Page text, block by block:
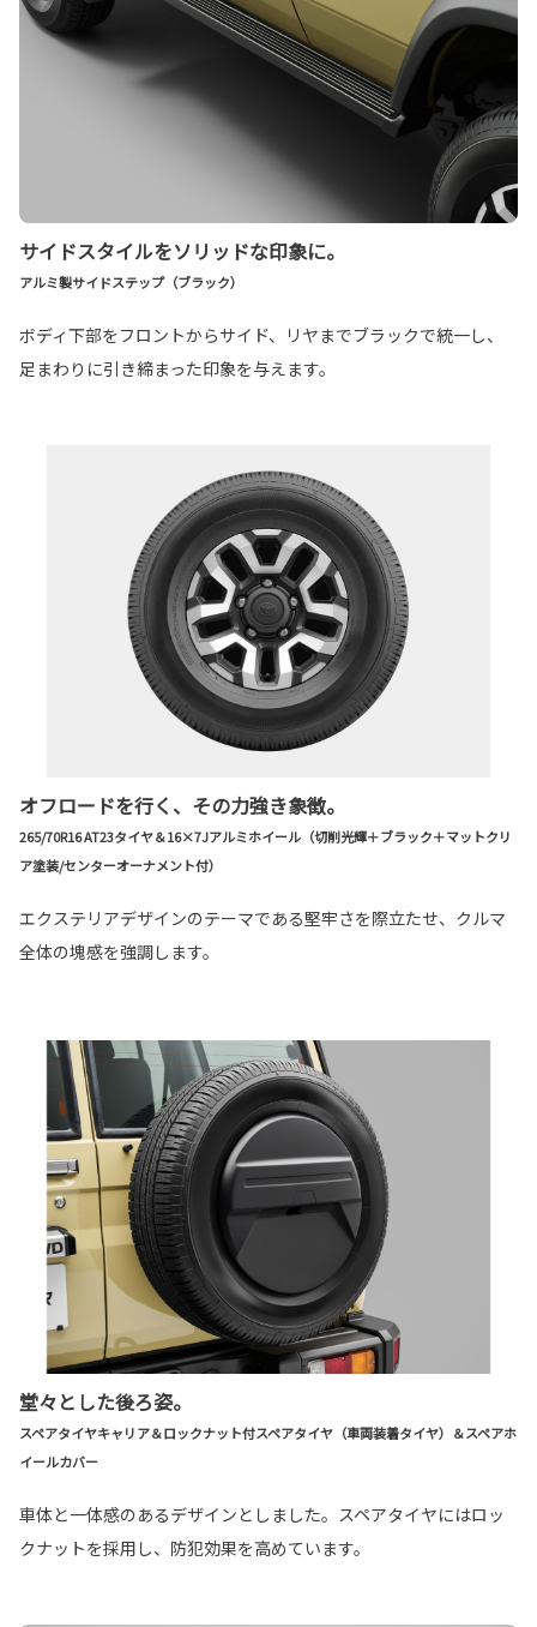
サイドスタイルをソリッドな印象に。
アルミ製サイドステップ（ブラック）
ボディ下部をフロントからサイド、リヤまでブラックで統一し、
足まわりに引き締まった印象を与えます。
オフロードを行く、その力強き象徴。
265/70R16 AT23タイヤ＆16×7Jアルミホイール（切削光輝＋ブラック＋マットクリ
ア塗装/センターオーナメント付）
エクステリアデザインのテーマである堅牢さを際立たせ、クルマ
全体の塊感を強調します。
堂々とした後ろ姿。
スペアタイヤキャリア＆ロックナット付スペアタイヤ（車両装着タイヤ）＆スペアホ
イールカバー
車体と一体感のあるデザインとしました。スペアタイヤにはロッ
クナットを採用し、防犯効果を高めています。